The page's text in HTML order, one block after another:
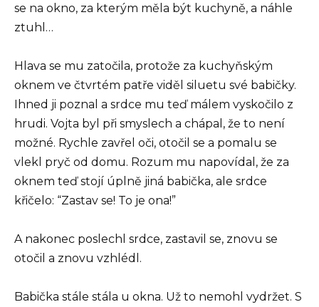
se na okno, za kterým měla být kuchyně, a náhle
ztuhl…
Hlava se mu zatočila, protože za kuchyňským
oknem ve čtvrtém patře viděl siluetu své babičky.
Ihned ji poznal a srdce mu teď málem vyskočilo z
hrudi. Vojta byl při smyslech a chápal, že to není
možné. Rychle zavřel oči, otočil se a pomalu se
vlekl pryč od domu. Rozum mu napovídal, že za
oknem teď stojí úplně jiná babička, ale srdce
křičelo: “Zastav se! To je ona!”
A nakonec poslechl srdce, zastavil se, znovu se
otočil a znovu vzhlédl.
Babička stále stála u okna. Už to nemohl vydržet. S